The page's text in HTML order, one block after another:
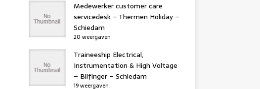
Medewerker customer care
servicedesk – Thermen Holiday –
Schiedam
20 weergaven
Traineeship Electrical,
Instrumentation & High Voltage
– Bilfinger – Schiedam
19 weergaven